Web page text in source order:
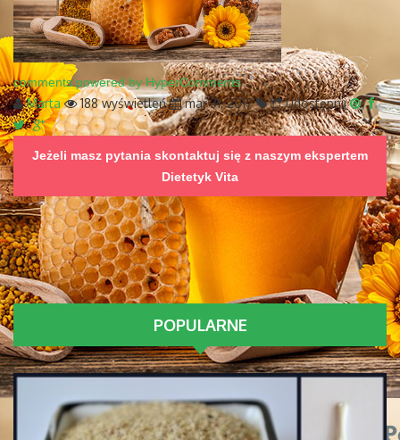
comments powered by HyperComments
Marta 188 wyświetleń mar 31, 2017 Udostępnij
Jeżeli masz pytania skontaktuj się z naszym ekspertem
Dietetyk Vita
POPULARNE